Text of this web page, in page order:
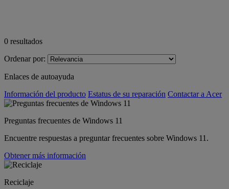
0 resultados
Ordenar por:
Enlaces de autoayuda
Información del producto Estatus de su reparación Contactar a Acer
Preguntas frecuentes de Windows 11
Encuentre respuestas a preguntar frecuentes sobre Windows 11.
Obtener más información
Reciclaje